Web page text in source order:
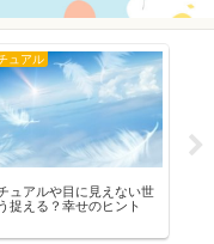
ュアル
ュアルや目に見えない世
捉える？幸せのヒント